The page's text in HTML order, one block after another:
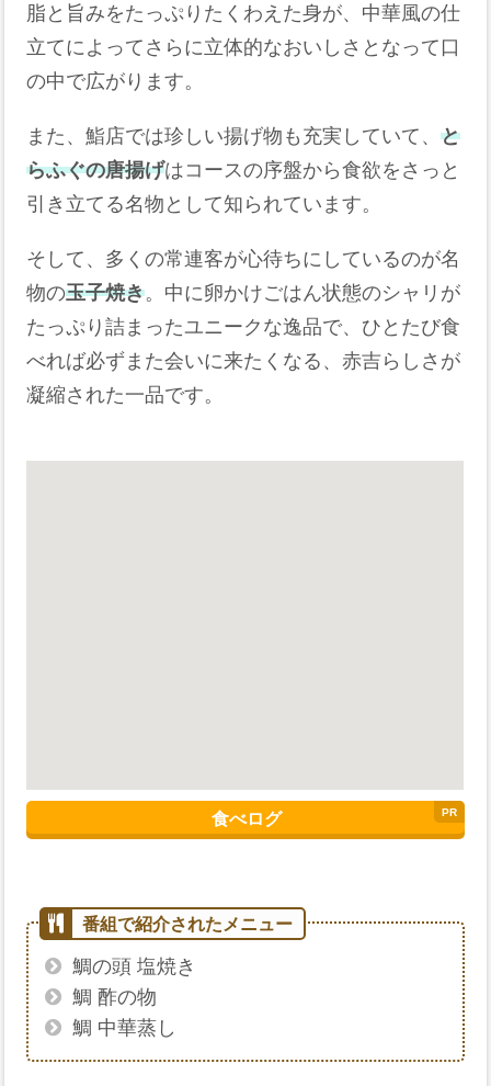
脂と旨みをたっぷりたくわえた身が、中華風の仕
立てによってさらに立体的なおいしさとなって口
の中で広がります。
また、鮨店では珍しい揚げ物も充実していて、と
らふぐの唐揚げはコースの序盤から食欲をさっと
引き立てる名物として知られています。
そして、多くの常連客が心待ちにしているのが名
物の玉子焼き。中に卵かけごはん状態のシャリが
たっぷり詰まったユニークな逸品で、ひとたび食
べれば必ずまた会いに来たくなる、赤吉らしさが
凝縮された一品です。
食べログ
鯛の頭 塩焼き
鯛 酢の物
鯛 中華蒸し